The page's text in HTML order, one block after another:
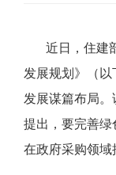
近日，住建部
发展规划》（
发展谋篇布局
提出，要完善绿
在政府采购领域